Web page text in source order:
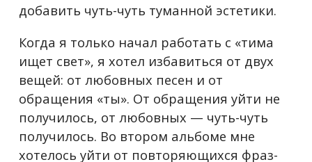
добавить чуть-чуть туманной эстетики.
Когда я только начал работать с «тима
ищет свет», я хотел избавиться от двух
вещей: от любовных песен и от
обращения «ты». От обращения уйти не
получилось, от любовных — чуть-чуть
получилось. Во втором альбоме мне
хотелось уйти от повторяющихся фраз-